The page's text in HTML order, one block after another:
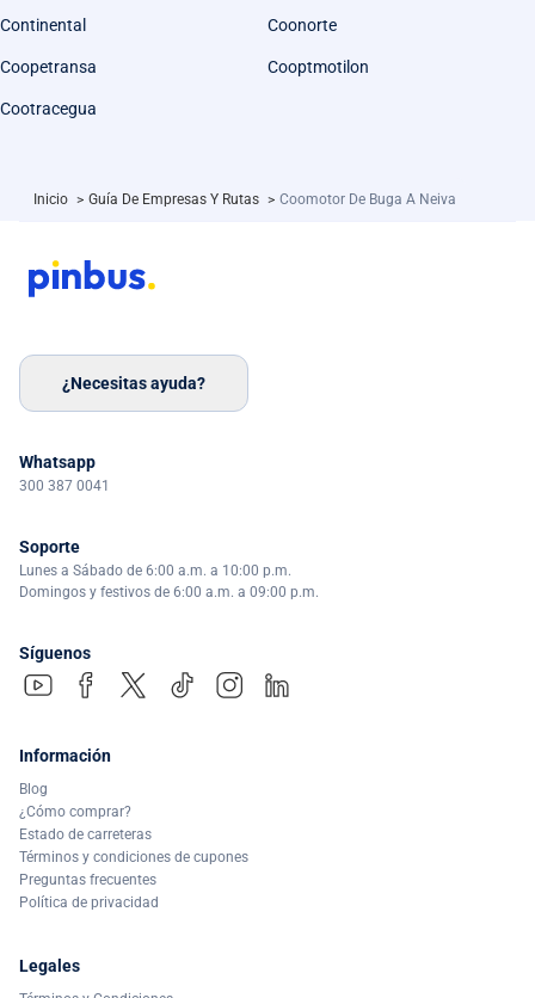
Continental Coonorte
Coopetransa Cooptmotilon
Cootracegua
Inicio > Guía De Empresas Y Rutas > Coomotor De Buga A Neiva
¿Necesitas ayuda?
Whatsapp
300 387 0041
Soporte
Lunes a Sábado de 6:00 a.m. a 10:00 p.m.
Domingos y festivos de 6:00 a.m. a 09:00 p.m.
Síguenos
Información
Blog
¿Cómo comprar?
Estado de carreteras
Términos y condiciones de cupones
Preguntas frecuentes
Política de privacidad
Legales